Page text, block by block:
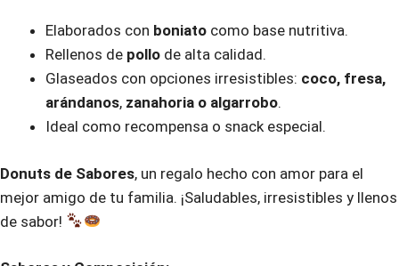
Elaborados con boniato como base nutritiva.
Rellenos de pollo de alta calidad.
Glaseados con opciones irresistibles: coco, fresa,
arándanos, zanahoria o algarrobo.
Ideal como recompensa o snack especial.
Donuts de Sabores, un regalo hecho con amor para el
mejor amigo de tu familia. ¡Saludables, irresistibles y llenos
de sabor!